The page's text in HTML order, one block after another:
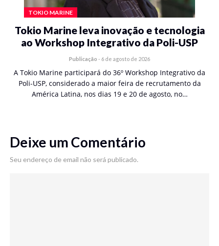
TOKIO MARINE
Tokio Marine leva inovação e tecnologia
ao Workshop Integrativo da Poli-USP
Publicação - 6 de agosto de 2026
A Tokio Marine participará do 36º Workshop Integrativo da
Poli-USP, considerado a maior feira de recrutamento da
América Latina, nos dias 19 e 20 de agosto, no…
Deixe um Comentário
Seu endereço de email não será publicado.